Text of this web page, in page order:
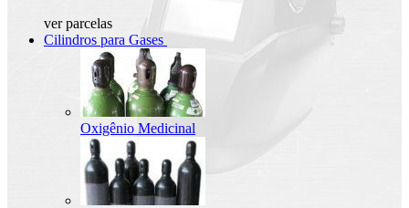
ver parcelas
Cilindros para Gases
Oxigênio Medicinal